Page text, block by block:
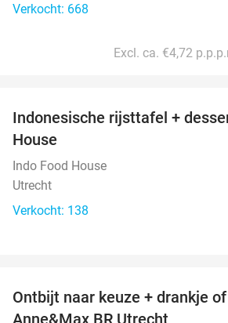
Verkocht: 668
Excl. ca. €4,72
Indonesische rijsttafel +
House
Indo Food House
Utrecht
Verkocht: 138
Ontbijt naar keuze + drankje
Anne&Max BR Utrecht